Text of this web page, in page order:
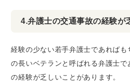
4.弁護士の交通事故の経験が
経験の少ない若手弁護士であれば
の長いベテランと呼ばれる弁護士
の経験が乏しいことがあります。